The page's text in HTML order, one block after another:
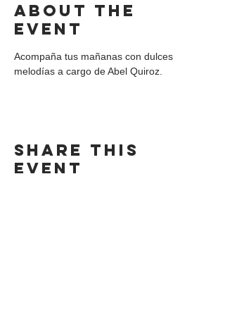
About the
event
Acompaña tus mañanas con dulces
melodías a cargo de Abel Quiroz.
Share this
event